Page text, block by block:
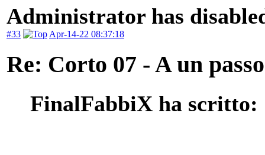
Administrator has
#33 Apr-14-22 08:37:18
Re: Corto 07 - A un
FinalFabbiX ha scritto: